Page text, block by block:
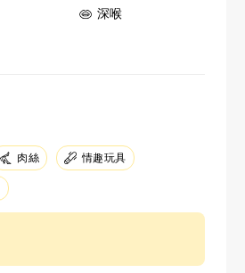
深喉
肉絲 情趣玩具